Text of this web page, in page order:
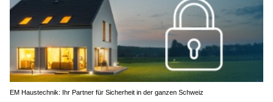
Kryozoone: Kälteanwendungen im Kanton St.Gallen